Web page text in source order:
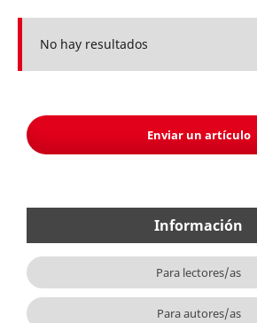
No hay resultados
Enviar un artículo
Información
Para lectores/as
Para autores/as